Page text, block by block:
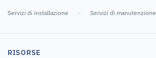
Servizi di installazione Servizi di manutenzione
RISORSE